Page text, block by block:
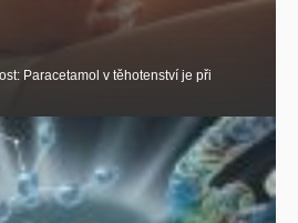
Paracetamol v těhotenství je při